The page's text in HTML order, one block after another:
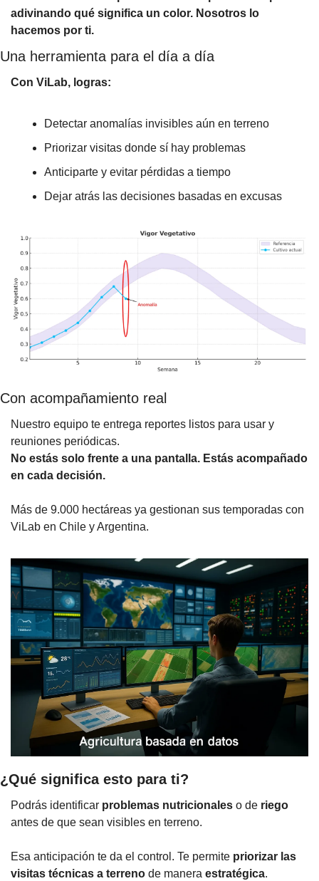
adivinando qué significa un color. Nosotros lo
hacemos por ti.
Una herramienta para el día a día
Con ViLab, logras:
Detectar anomalías invisibles aún en terreno
Priorizar visitas donde sí hay problemas
Anticiparte y evitar pérdidas a tiempo
Dejar atrás las decisiones basadas en excusas
Con acompañamiento real
Nuestro equipo te entrega reportes listos para usar y
reuniones periódicas.
No estás solo frente a una pantalla. Estás acompañado
en cada decisión.
Más de 9.000 hectáreas ya gestionan sus temporadas con
ViLab en Chile y Argentina.
¿Qué significa esto para ti?
Podrás identificar problemas nutricionales o de riego
antes de que sean visibles en terreno.
Esa anticipación te da el control. Te permite priorizar las
visitas técnicas a terreno de manera estratégica.